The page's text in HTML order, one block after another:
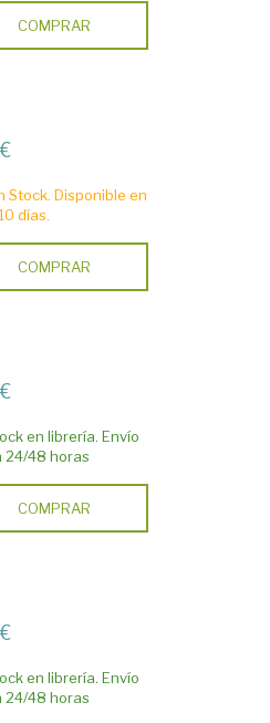
COMPRAR
Stock. Disponible en
días.
COMPRAR
en librería. Envío
24/48 horas
COMPRAR
en librería. Envío
24/48 horas